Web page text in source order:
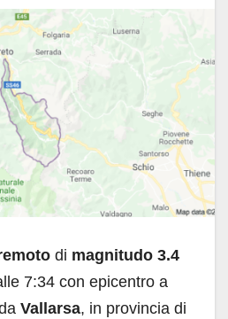
di magnitudo 3.4
7:34 con epicentro a
Vallarsa, in provincia di